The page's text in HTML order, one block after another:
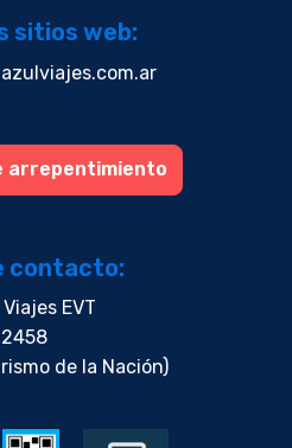
sitios web:
arrepentimiento
contacto:
EVT
de la Nación)